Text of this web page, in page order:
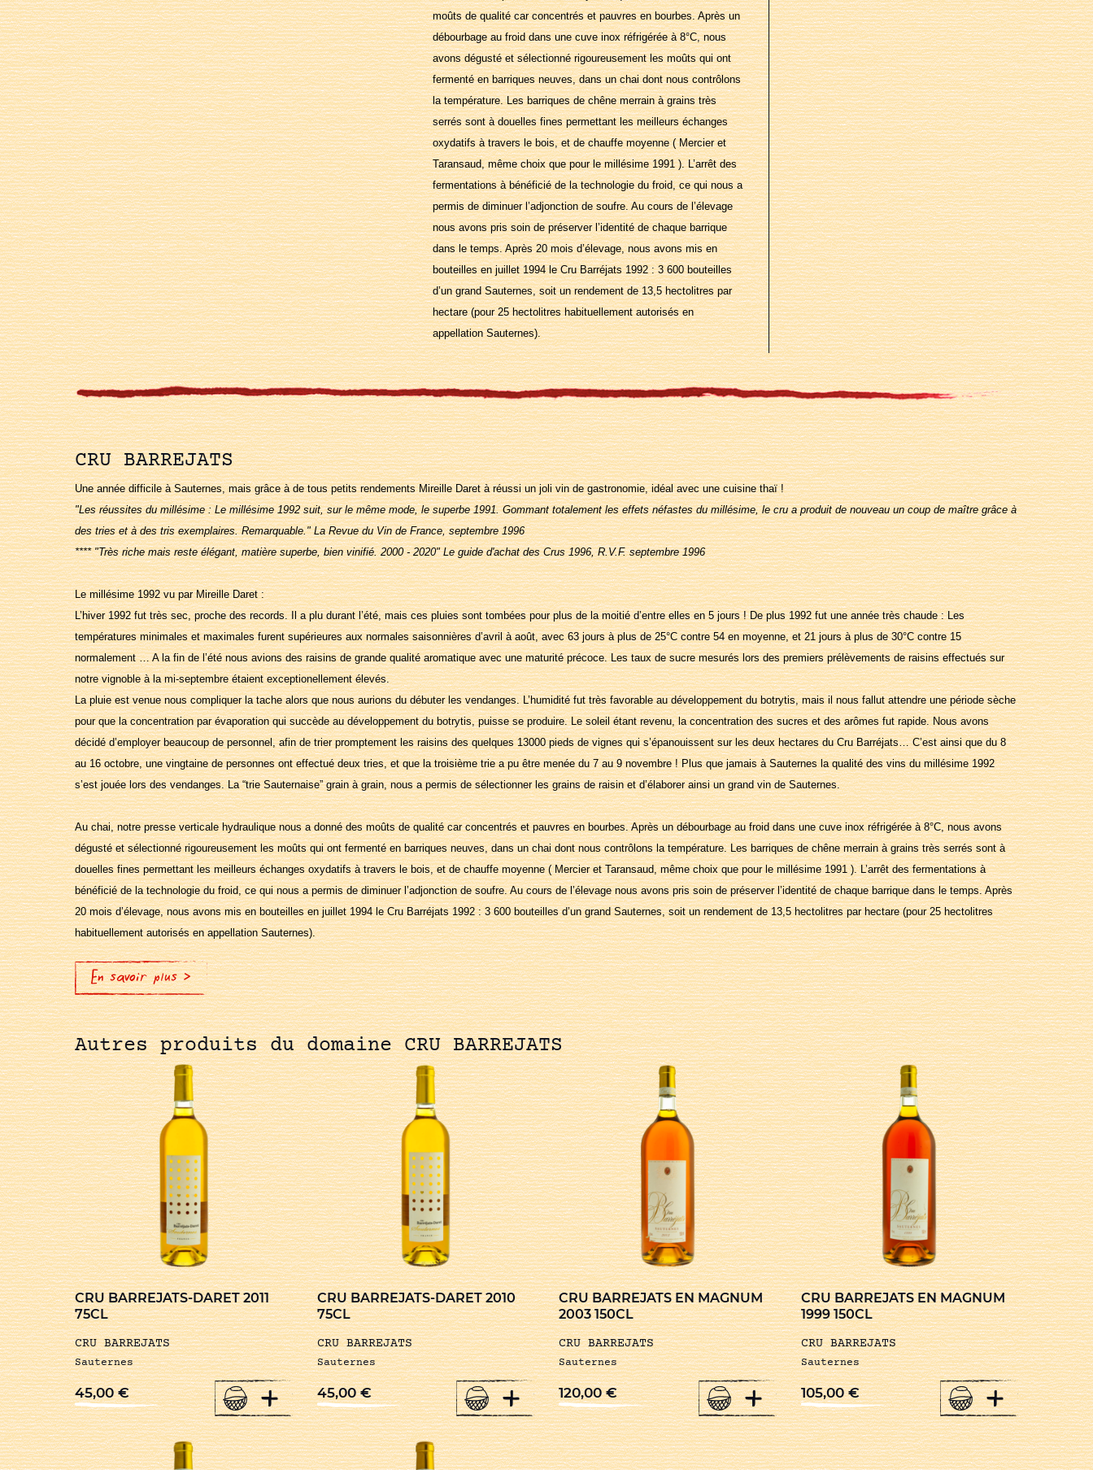
moûts de qualité car concentrés et pauvres en bourbes. Après un
débourbage au froid dans une cuve inox réfrigérée à 8°C, nous
avons dégusté et sélectionné rigoureusement les moûts qui ont
fermenté en barriques neuves, dans un chai dont nous contrôlons
la température. Les barriques de chêne merrain à grains très
serrés sont à douelles fines permettant les meilleurs échanges
oxydatifs à travers le bois, et de chauffe moyenne ( Mercier et
Taransaud, même choix que pour le millésime 1991 ). L’arrêt des
fermentations à bénéficié de la technologie du froid, ce qui nous a
permis de diminuer l’adjonction de soufre. Au cours de l’élevage
nous avons pris soin de préserver l’identité de chaque barrique
dans le temps. Après 20 mois d’élevage, nous avons mis en
bouteilles en juillet 1994 le Cru Barréjats 1992 : 3 600 bouteilles
d’un grand Sauternes, soit un rendement de 13,5 hectolitres par
hectare (pour 25 hectolitres habituellement autorisés en
appellation Sauternes).
CRU BARREJATS
Une année difficile à Sauternes, mais grâce à de tous petits rendements Mireille Daret à réussi un joli vin de gastronomie, idéal avec une cuisine thaï !
"Les réussites du millésime : Le millésime 1992 suit, sur le même mode, le superbe 1991. Gommant totalement les effets néfastes du millésime, le cru a produit de nouveau un coup de maître grâce à
des tries et à des tris exemplaires. Remarquable." La Revue du Vin de France, septembre 1996
**** "Très riche mais reste élégant, matière superbe, bien vinifié. 2000 - 2020" Le guide d'achat des Crus 1996, R.V.F. septembre 1996
Le millésime 1992 vu par Mireille Daret :
L’hiver 1992 fut très sec, proche des records. Il a plu durant l’été, mais ces pluies sont tombées pour plus de la moitié d’entre elles en 5 jours ! De plus 1992 fut une année très chaude : Les
températures minimales et maximales furent supérieures aux normales saisonnières d’avril à août, avec 63 jours à plus de 25°C contre 54 en moyenne, et 21 jours à plus de 30°C contre 15
normalement … A la fin de l’été nous avions des raisins de grande qualité aromatique avec une maturité précoce. Les taux de sucre mesurés lors des premiers prélèvements de raisins effectués sur
notre vignoble à la mi-septembre étaient exceptionellement élevés.
La pluie est venue nous compliquer la tache alors que nous aurions du débuter les vendanges. L’humidité fut très favorable au développement du botrytis, mais il nous fallut attendre une période sèche
pour que la concentration par évaporation qui succède au développement du botrytis, puisse se produire. Le soleil étant revenu, la concentration des sucres et des arômes fut rapide. Nous avons
décidé d’employer beaucoup de personnel, afin de trier promptement les raisins des quelques 13000 pieds de vignes qui s’épanouissent sur les deux hectares du Cru Barréjats… C’est ainsi que du 8
au 16 octobre, une vingtaine de personnes ont effectué deux tries, et que la troisième trie a pu être menée du 7 au 9 novembre ! Plus que jamais à Sauternes la qualité des vins du millésime 1992
s’est jouée lors des vendanges. La “trie Sauternaise” grain à grain, nous a permis de sélectionner les grains de raisin et d’élaborer ainsi un grand vin de Sauternes.
Au chai, notre presse verticale hydraulique nous a donné des moûts de qualité car concentrés et pauvres en bourbes. Après un débourbage au froid dans une cuve inox réfrigérée à 8°C, nous avons
dégusté et sélectionné rigoureusement les moûts qui ont fermenté en barriques neuves, dans un chai dont nous contrôlons la température. Les barriques de chêne merrain à grains très serrés sont à
douelles fines permettant les meilleurs échanges oxydatifs à travers le bois, et de chauffe moyenne ( Mercier et Taransaud, même choix que pour le millésime 1991 ). L’arrêt des fermentations à
bénéficié de la technologie du froid, ce qui nous a permis de diminuer l’adjonction de soufre. Au cours de l’élevage nous avons pris soin de préserver l’identité de chaque barrique dans le temps. Après
20 mois d’élevage, nous avons mis en bouteilles en juillet 1994 le Cru Barréjats 1992 : 3 600 bouteilles d’un grand Sauternes, soit un rendement de 13,5 hectolitres par hectare (pour 25 hectolitres
habituellement autorisés en appellation Sauternes).
En savoir plus >
Autres produits du domaine CRU BARREJATS
CRU BARREJATS-DARET 2011
75CL
CRU BARREJATS
Sauternes
45,00€ +
CRU BARREJATS-DARET 2010
75CL
CRU BARREJATS
Sauternes
45,00€ +
CRU BARREJATS EN MAGNUM
2003 150CL
CRU BARREJATS
Sauternes
120,00€ +
CRU BARREJATS EN MAGNUM
1999 150CL
CRU BARREJATS
Sauternes
105,00€ +